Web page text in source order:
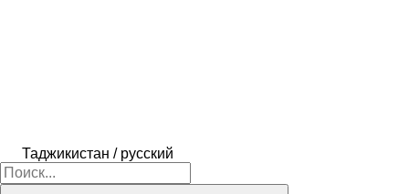
Таджикистан / русский